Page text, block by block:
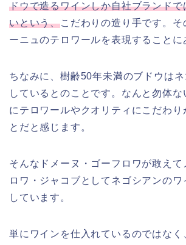
ドウで造るワインしか自社ブランドで
いという、こだわりの造り手です。そ
ーニュのテロワールを表現することに
ちなみに、樹齢50年未満のブドウは
しているとのことです。なんと勿体
にテロワールやクオリティにこだわり
とだと感じます。
そんなドメーヌ・ゴーフロワが敢えて
ロワ・ジャコブとしてネゴシアンのワ
しています。
単にワインを仕入れているのではなく